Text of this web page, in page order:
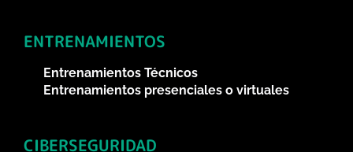
ENTRENAMIENTOS
Entrenamientos Técnicos
Entrenamientos presenciales o virtuales
CIBERSEGURIDAD